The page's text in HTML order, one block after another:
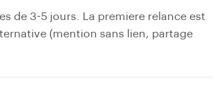
de 3-5 jours. La premiere relance est
(mention sans lien, partage